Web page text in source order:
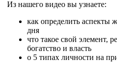
Из нашего видео вы узнаете:
как определить аспекты
дня
что такое свой элемент,
богатство и власть
о 5 типах личности на